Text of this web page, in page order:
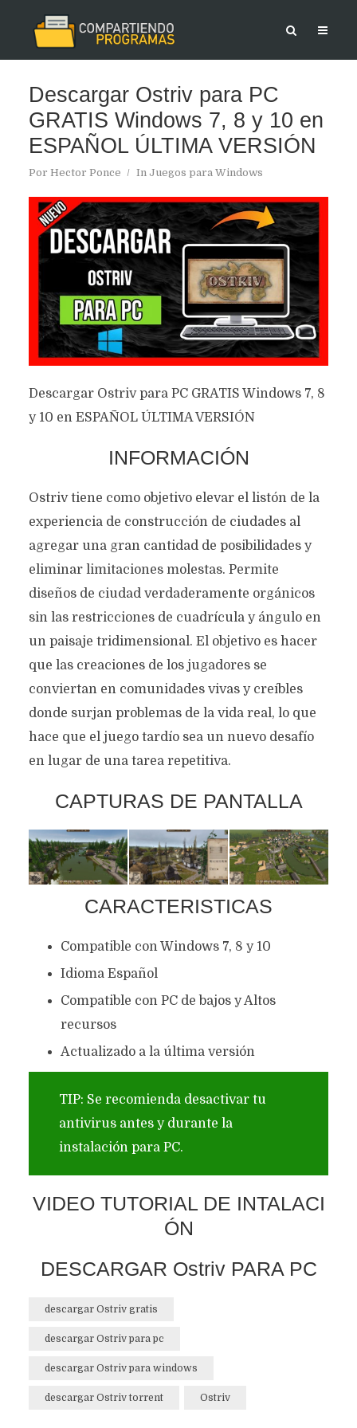
Descargar Ostriv para PC
GRATIS Windows 7, 8 y 10 en
ESPAÑOL ÚLTIMA VERSIÓN
Por Hector Ponce In Juegos para Windows
Descargar Ostriv para PC GRATIS Windows 7, 8
y 10 en ESPAÑOL ÚLTIMA VERSIÓN
INFORMACIÓN
Ostriv tiene como objetivo elevar el listón de la
experiencia de construcción de ciudades al
agregar una gran cantidad de posibilidades y
eliminar limitaciones molestas. Permite
diseños de ciudad verdaderamente orgánicos
sin las restricciones de cuadrícula y ángulo en
un paisaje tridimensional. El objetivo es hacer
que las creaciones de los jugadores se
conviertan en comunidades vivas y creíbles
donde surjan problemas de la vida real, lo que
hace que el juego tardío sea un nuevo desafío
en lugar de una tarea repetitiva.
CAPTURAS DE PANTALLA
CARACTERISTICAS
Compatible con Windows 7, 8 y 10
Idioma Español
Compatible con PC de bajos y Altos
recursos
Actualizado a la última versión
TIP: Se recomienda desactivar tu
antivirus antes y durante la
instalación para PC.
VIDEO TUTORIAL DE INTALACI
ÓN
DESCARGAR Ostriv PARA PC
descargar Ostriv gratis
descargar Ostriv para pc
descargar Ostriv para windows
descargar Ostriv torrent Ostriv